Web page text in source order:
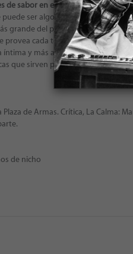
de sabor en el Wallmapu
ser algo escurridizo. Más allá
grande del país, sabe más a
cada temporada, en la
y más allá de las diferencias
que sirven para acercarse a
de Armas. Crítica, La Calma:
de nicho